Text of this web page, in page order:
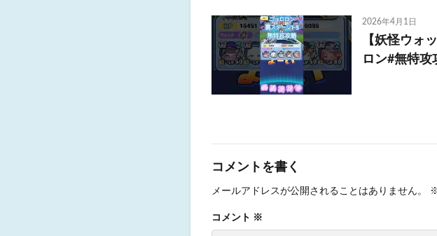
2026年4月1日
【妖怪ウォ
ロン#無特
コメントを書く
メールアドレスが公開されることはありません。
コメント ※